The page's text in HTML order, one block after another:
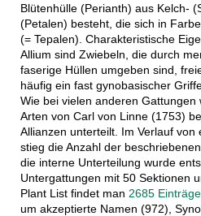
Blütenhülle (Perianth) aus Kelch-
(Petalen) besteht, die sich in
(= Tepalen). Charakteristische
Allium sind Zwiebeln, die durch
faserige Hüllen umgeben sind,
häufig ein fast gynobasischer
Wie bei vielen anderen Gattungen
Arten von Carl von Linne (1753)
Allianzen unterteilt. Im Verlauf
stieg die Anzahl der
die interne Unterteilung wurde
Untergattungen mit 50 Sektionen
Plant List findet man 2685
um akzeptierte Namen (972),